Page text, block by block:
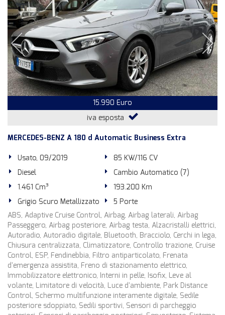
15.990 Euro
iva esposta
MERCEDES-BENZ A 180 d Automatic Business Extra
Usato, 09/2019
85 KW/116 CV
Diesel
Cambio Automatico (7)
1.461 Cm³
193.200 Km
Grigio Scuro Metallizzato
5 Porte
ABS, Adaptive Cruise Control, Airbag, Airbag laterali, Airbag
Passeggero, Airbag posteriore, Airbag testa, Alzacristalli elettrici,
Autoradio, Autoradio digitale, Bluetooth, Bracciolo, Cerchi in lega,
Chiusura centralizzata, Climatizzatore, Controllo trazione, Cruise
Control, ESP, Fendinebbia, Filtro antiparticolato, Frenata
d'emergenza assistita, Freno di stazionamento elettrico,
Immobilizzatore elettronico, Interni in pelle, Isofix, Leve al
volante, Limitatore di velocità, Luce d'ambiente, Park Distance
Control, Schermo multifunzione interamente digitale, Sedile
posteriore sdoppiato, Sedili sportivi, Sensori di parcheggio